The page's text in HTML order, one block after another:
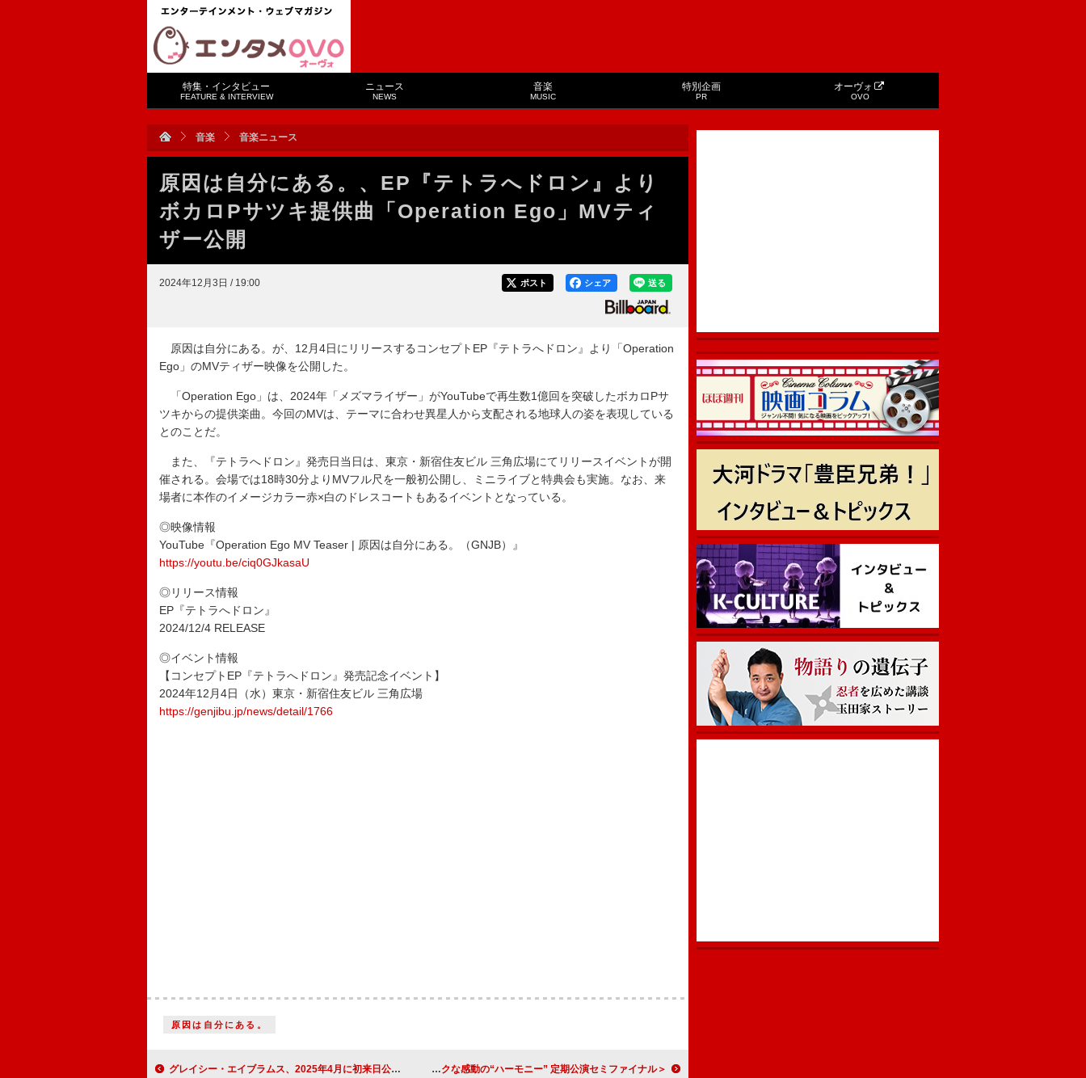
特集・インタビュー
FEATURE & INTERVIEW
ニュース
NEWS
音楽
MUSIC
特別企画
PR
オーヴォ
OVO
音楽 音楽ニュース
原因は自分にある。、EP『テトラへドロン』より
ボカロPサツキ提供曲「Operation Ego」MVティ
ザー公開
2024年12月3日 / 19:00 送る
シェア
ポスト
原因は自分にある。が、12月4日にリリースするコンセプトEP『テトラへドロン』より「Operation
Ego」のMVティザー映像を公開した。
「Operation Ego」は、2024年「メズマライザー」がYouTubeで再生数1億回を突破したボカロPサ
ツキからの提供楽曲。今回のMVは、テーマに合わせ異星人から支配される地球人の姿を表現している
とのことだ。
また、『テトラへドロン』発売日当日は、東京・新宿住友ビル 三角広場にてリリースイベントが開
催される。会場では18時30分よりMVフル尺を一般初公開し、ミニライブと特典会も実施。なお、来
場者に本作のイメージカラー赤×白のドレスコートもあるイベントとなっている。
◎映像情報
YouTube『Operation Ego MV Teaser | 原因は自分にある。（GNJB）』
https://youtu.be/ciq0GJkasaU
◎リリース情報
EP『テトラへドロン』
2024/12/4 RELEASE
◎イベント情報
【コンセプトEP『テトラへドロン』発売記念イベント】
2024年12月4日（水）東京・新宿住友ビル 三角広場
https://genjibu.jp/news/detail/1766
原因は自分にある。
グレイシー・エイブラムス、2025年4月に初来日公演が決定 ＜ライブレポート＞Mrs. GREEN APPLEが生み出すダイナミックな感動の“ハーモニー” 定期公演セミファイナル